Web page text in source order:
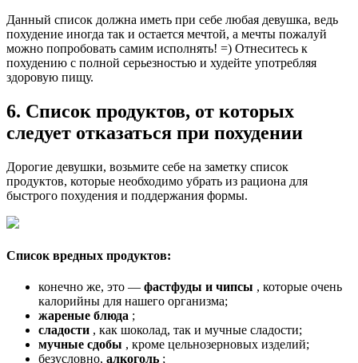
Данный список должна иметь при себе любая девушка, ведь
похудение иногда так и остается мечтой, а мечты пожалуй
можно попробовать самим исполнять! =) Отнеситесь к
похудению с полной серьезностью и худейте употребляя
здоровую пищу.
6. Список продуктов, от которых
следует отказаться при похудении
Дорогие девушки, возьмите себе на заметку список
продуктов, которые необходимо убрать из рациона для
быстрого похудения и поддержания формы.
Список вредных продуктов:
конечно же, это — фастфуды и чипсы , которые очень
калорийны для нашего организма;
жареные блюда ;
сладости , как шоколад, так и мучные сладости;
мучные сдобы , кроме цельнозерновых изделий;
безусловно, алкоголь ;